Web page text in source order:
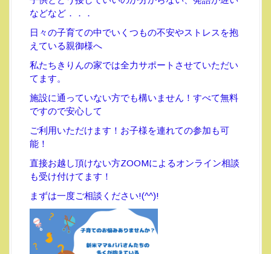
などなど．．．
日々の子育ての中でいくつもの不安やストレスを抱
えている親御様へ
私たちきりんの家では全力サポートさせていただい
てます。
施設に通っていない方でも構いません！すべて無料
ですので安心して
ご利用いただけます！お子様を連れての参加も可
能！
直接お越し頂けない方ZOOMによるオンライン相談
も受け付けてます！
まずは一度ご相談ください!(^^)!